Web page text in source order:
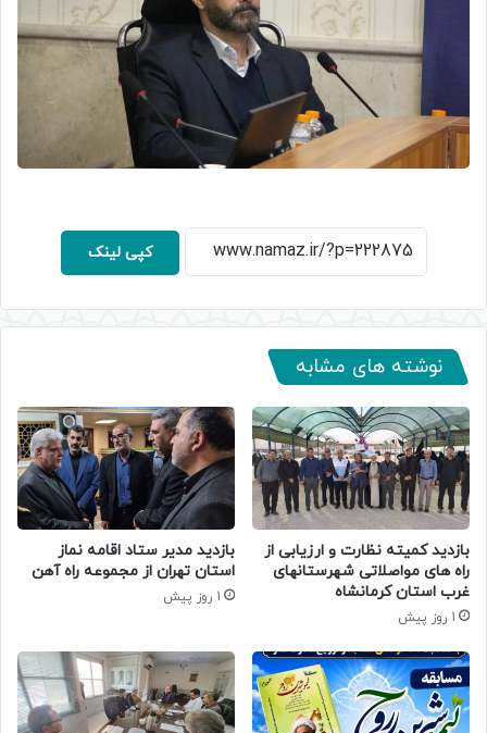
کپی لینک
نوشته های مشابه
بازدید کمیته نظارت و ارزیابی از
راه های مواصلاتی شهرستانهای
غرب استان کرمانشاه
1 روز پیش
بازدید مدیر ستاد اقامه نماز
استان تهران از مجموعه راه آهن
1 روز پیش